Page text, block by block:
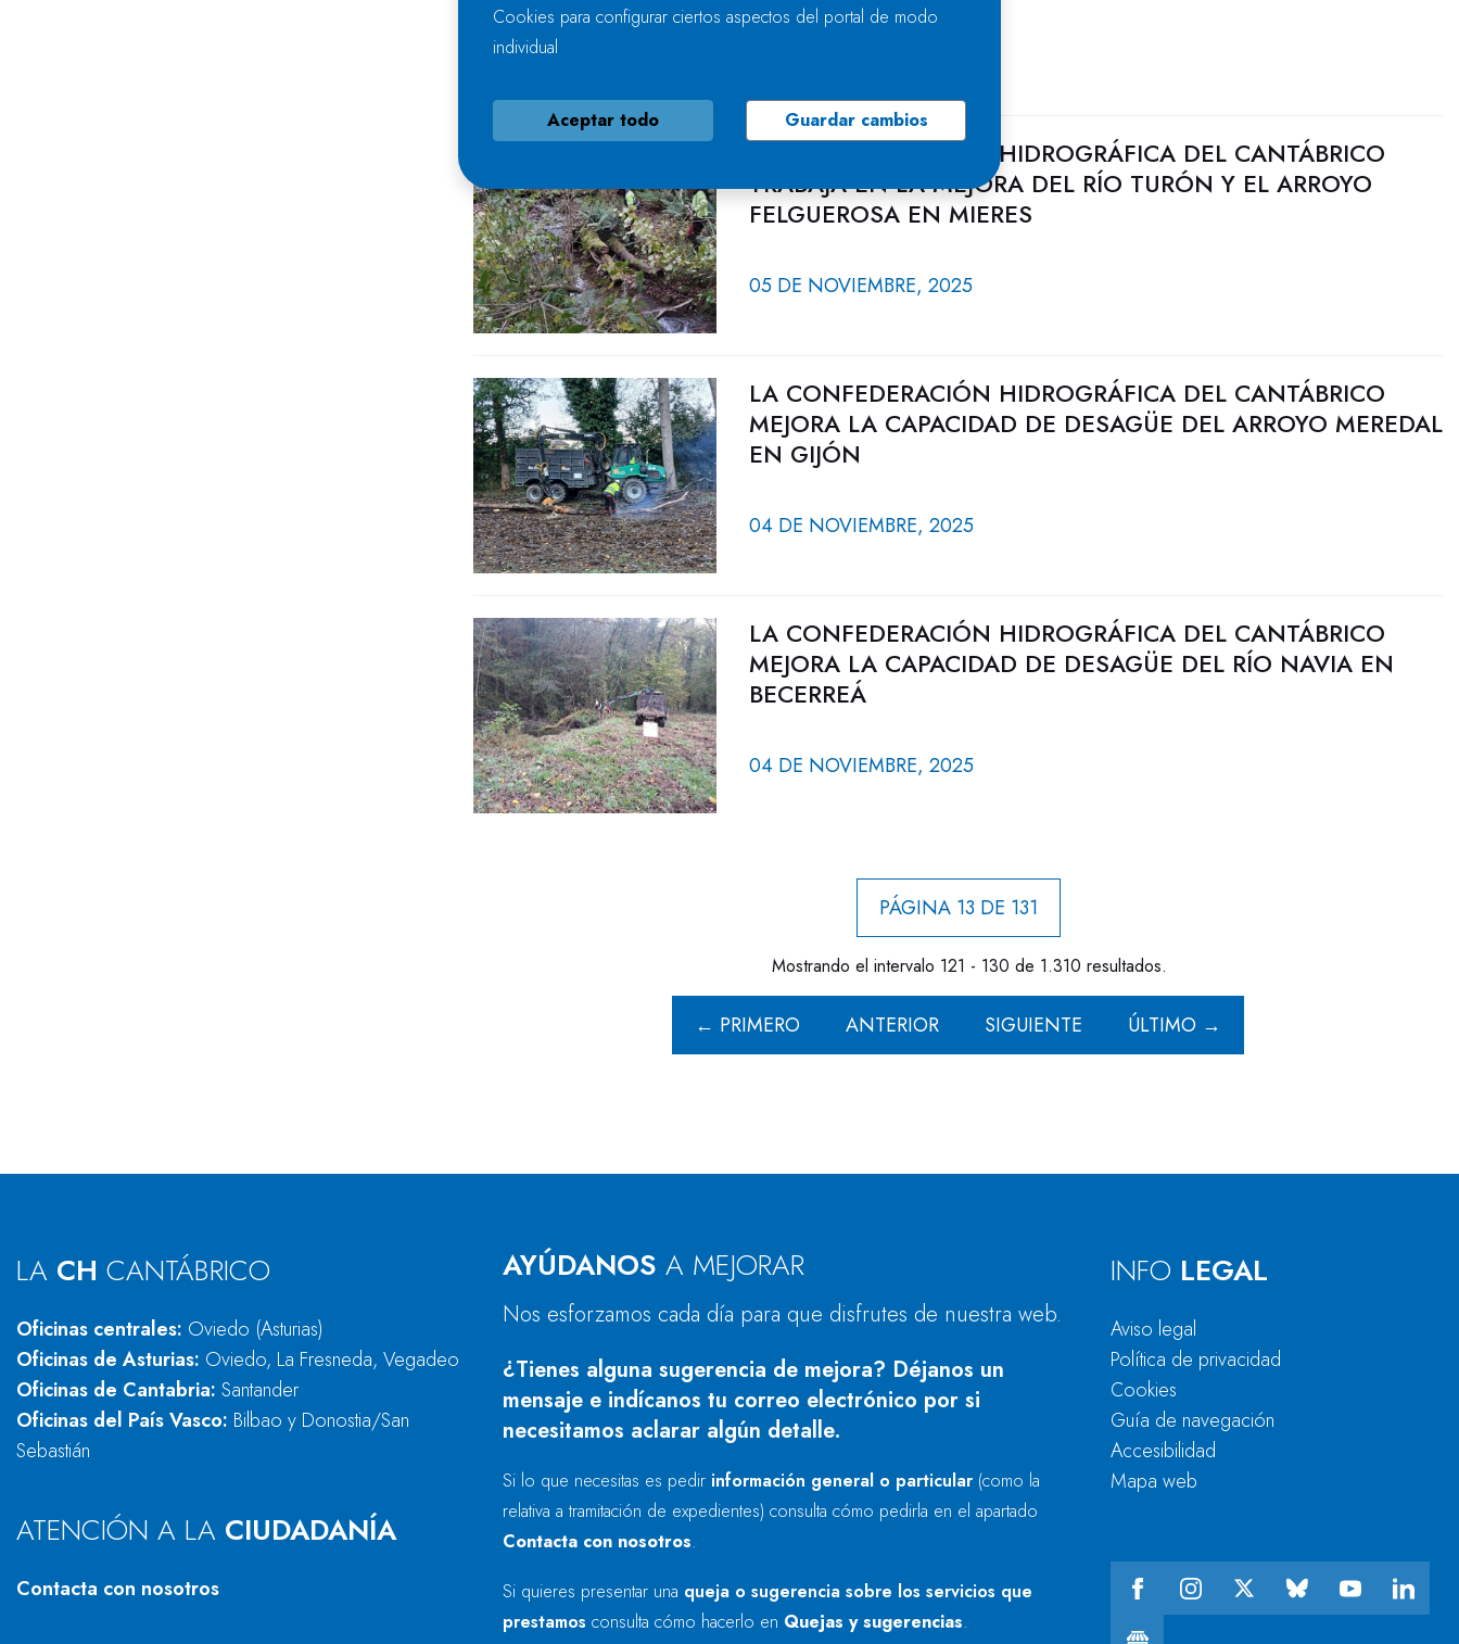
06 DE NOVIEMBRE, 2025
LA CONFEDERACIÓN HIDROGRÁFICA DEL CANTÁBRICO
TRABAJA EN LA MEJORA DEL RÍO TURÓN Y EL ARROYO
FELGUEROSA EN MIERES
05 DE NOVIEMBRE, 2025
LA CONFEDERACIÓN HIDROGRÁFICA DEL CANTÁBRICO
MEJORA LA CAPACIDAD DE DESAGÜE DEL ARROYO MEREDAL
EN GIJÓN
04 DE NOVIEMBRE, 2025
LA CONFEDERACIÓN HIDROGRÁFICA DEL CANTÁBRICO
MEJORA LA CAPACIDAD DE DESAGÜE DEL RÍO NAVIA EN
BECERREÁ
04 DE NOVIEMBRE, 2025
PÁGINA 13 DE 131
Mostrando el intervalo 121 - 130 de 1.310 resultados.
← PRIMERO ANTERIOR SIGUIENTE ÚLTIMO →
LA CH CANTÁBRICO
Oficinas centrales: Oviedo (Asturias)
Oficinas de Asturias: Oviedo, La Fresneda, Vegadeo
Oficinas de Cantabria: Santander
Oficinas del País Vasco: Bilbao y Donostia/San
Sebastián
ATENCIÓN A LA CIUDADANÍA
Contacta con nosotros
AYÚDANOS A MEJORAR
Nos esforzamos cada día para que disfrutes de nuestra web.
¿Tienes alguna sugerencia de mejora? Déjanos un
mensaje e indícanos tu correo electrónico por si
necesitamos aclarar algún detalle.
Si lo que necesitas es pedir información general o particular (como la
relativa a tramitación de expedientes) consulta cómo pedirla en el apartado
Contacta con nosotros.
Si quieres presentar una queja o sugerencia sobre los servicios que
prestamos consulta cómo hacerlo en Quejas y sugerencias.
INFO LEGAL
Aviso legal
Política de privacidad
Cookies
Guía de navegación
Accesibilidad
Mapa web
Cookies para configurar ciertos aspectos del portal de modo
individual
Aceptar todo Guardar cambios